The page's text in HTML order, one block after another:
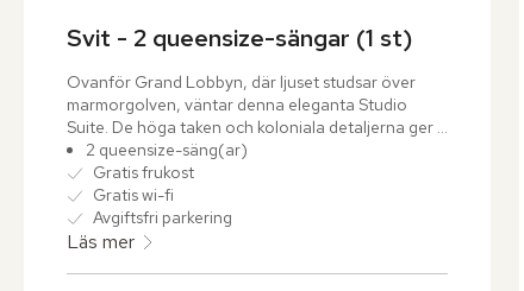
Svit - 2 queensize-sängar (1 st)
Ovanför Grand Lobbyn, där ljuset studsar över
marmorgolven, väntar denna eleganta Studio
Suite. De höga taken och koloniala detaljerna ger
rummen en luftig och tidlös karaktär.
2 queensize-säng(ar)
Gratis frukost
Gratis wi-fi
Avgiftsfri parkering
Läs mer